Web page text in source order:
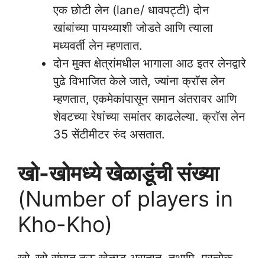
एक छोटी लेन (lane/ धावपट्टी) दोन
खांबांच्या पायथ्याशी जोडते आणि त्याला
मध्यवर्ती लेन म्हणतात.
दोन मुक्त क्षेत्रांमधील भागाला आठ इतर लेनद्वारे
पुढे विभाजित केले जाते, ज्यांना क्रॉस लेन
म्हणतात, एकमेकांपासून समान अंतरावर आणि
शेवटच्या रेषांच्या समांतर काढलेल्या. क्रॉस लेन
35 सेंटीमीटर रुंद असतात.
खो-खोमध्ये खेळाडूंची संख्या
(Number of players in
Kho-Kho)